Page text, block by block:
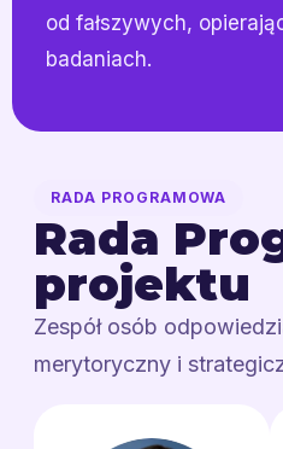
od fałszywych,
badaniach.
RADA PROGRAMOWA
Rada
projektu
Zespół osób
merytoryczny i